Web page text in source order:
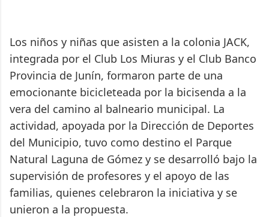
Los niños y niñas que asisten a la colonia JACK,
integrada por el Club Los Miuras y el Club Banco
Provincia de Junín, formaron parte de una
emocionante bicicleteada por la bicisenda a la
vera del camino al balneario municipal. La
actividad, apoyada por la Dirección de Deportes
del Municipio, tuvo como destino el Parque
Natural Laguna de Gómez y se desarrolló bajo la
supervisión de profesores y el apoyo de las
familias, quienes celebraron la iniciativa y se
unieron a la propuesta.